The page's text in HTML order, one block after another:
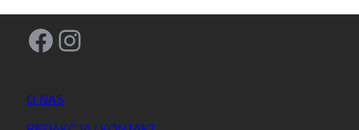
Facebook Instagram
O NAS